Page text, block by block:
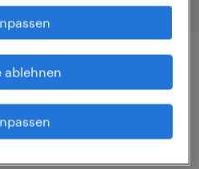
Dann bist DU
ablehnen